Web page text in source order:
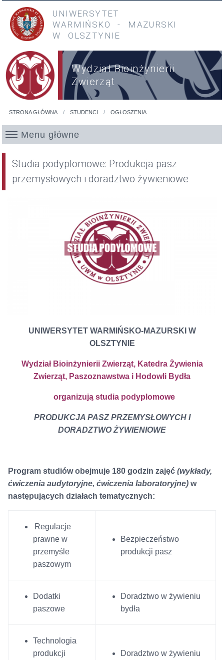
Przejdź do treści
Przejdź do menu głównego
UNIWERSYTET
WARMIŃSKO
- MAZURSKI
W OLSZTYNIE
Wydział Bioinżynierii
Zwierząt
STRONA GŁÓWNA STUDENCI OGŁOSZENIA
Menu główne
Studia podyplomowe: Produkcja pasz
przemysłowych i doradztwo żywieniowe
UNIWERSYTET WARMIŃSKO-MAZURSKI W
OLSZTYNIE
Wydział Bioinżynierii Zwierząt, Katedra Żywienia
Zwierząt, Paszoznawstwa i Hodowli Bydła
organizują studia podyplomowe
PRODUKCJA PASZ PRZEMYSŁOWYCH I
DORADZTWO ŻYWIENIOWE
Program studiów obejmuje 180 godzin zajęć (wykłady,
ćwiczenia audytoryjne, ćwiczenia laboratoryjne) w
następujących działach tematycznych:
Regulacje
prawne w
przemyśle
paszowym
Bezpieczeństwo
produkcji pasz
Dodatki
paszowe
Doradztwo w żywieniu
bydła
Technologia
produkcji
Doradztwo w żywieniu